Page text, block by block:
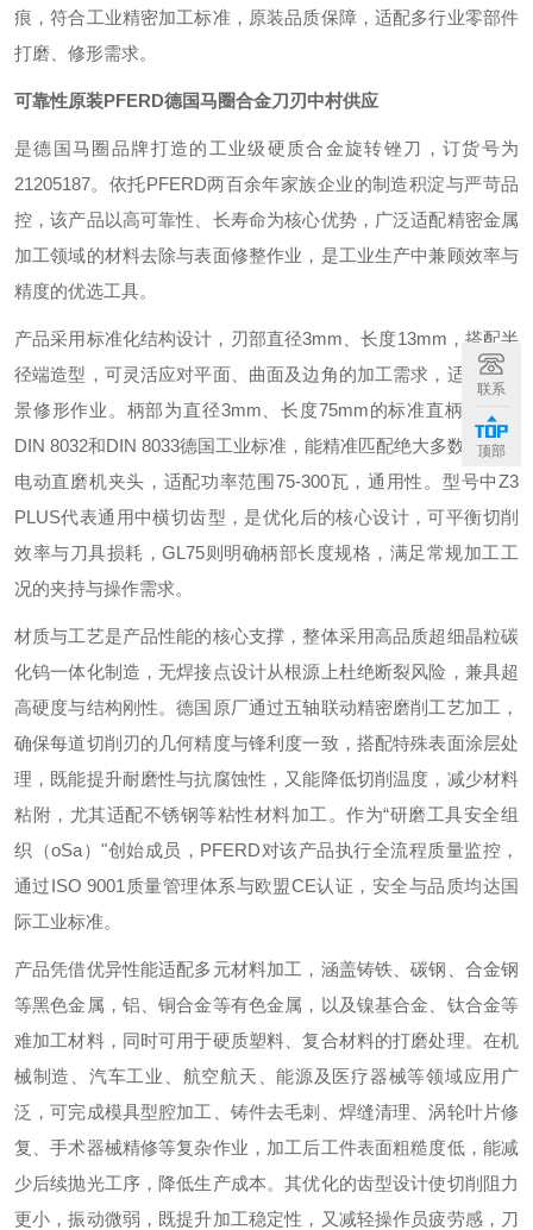
痕，符合工业精密加工标准，原装品质保障，适配多行业零部件
打磨、修形需求。
可靠性原装PFERD德国马圈合金刀刃中村供应
是德国马圈品牌打造的工业级硬质合金旋转锉刀，订货号为
21205187。依托PFERD两百余年家族企业的制造积淀与严苛品
控，该产品以高可靠性、长寿命为核心优势，广泛适配精密金属
加工领域的材料去除与表面修整作业，是工业生产中兼顾效率与
精度的优选工具。
产品采用标准化结构设计，刃部直径3mm、长度13mm，搭配半
径端造型，可灵活应对平面、曲面及边角的加工需求，适配多场
景修形作业。柄部为直径3mm、长度75mm的标准直柄，符合
DIN 8032和DIN 8033德国工业标准，能精准匹配绝大多数气动、
电动直磨机夹头，适配功率范围75-300瓦，通用性。型号中Z3
PLUS代表通用中横切齿型，是优化后的核心设计，可平衡切削
效率与刀具损耗，GL75则明确柄部长度规格，满足常规加工工
况的夹持与操作需求。
材质与工艺是产品性能的核心支撑，整体采用高品质超细晶粒碳
化钨一体化制造，无焊接点设计从根源上杜绝断裂风险，兼具超
高硬度与结构刚性。德国原厂通过五轴联动精密磨削工艺加工，
确保每道切削刃的几何精度与锋利度一致，搭配特殊表面涂层处
理，既能提升耐磨性与抗腐蚀性，又能降低切削温度，减少材料
粘附，尤其适配不锈钢等粘性材料加工。作为“研磨工具安全组
织（oSa）"创始成员，PFERD对该产品执行全流程质量监控，
通过ISO 9001质量管理体系与欧盟CE认证，安全与品质均达国
际工业标准。
产品凭借优异性能适配多元材料加工，涵盖铸铁、碳钢、合金钢
等黑色金属，铝、铜合金等有色金属，以及镍基合金、钛合金等
难加工材料，同时可用于硬质塑料、复合材料的打磨处理。在机
械制造、汽车工业、航空航天、能源及医疗器械等领域应用广
泛，可完成模具型腔加工、铸件去毛刺、焊缝清理、涡轮叶片修
复、手术器械精修等复杂作业，加工后工件表面粗糙度低，能减
少后续抛光工序，降低生产成本。其优化的齿型设计使切削阻力
更小，振动微弱，既提升加工稳定性，又减轻操作员疲劳感，刀
联系
顶部